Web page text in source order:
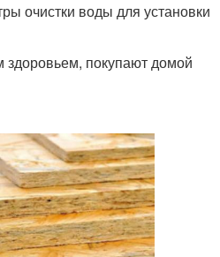
очистки воды для установки
покупают домой